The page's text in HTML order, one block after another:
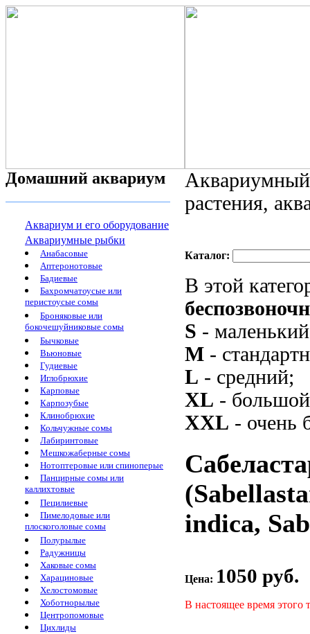
Домашний аквариум
Аквариум и его оборудование
Аквариумные рыбки
Анабасовые
Аптеронотовые
Бадиевые
Бахромчатоусые или
перистоусые сомы
Броняковые или
бокочешуйниковые сомы
Бычковые
Вьюновые
Гудиевые
Иглобрюхие
Карповые
Карпозубые
Клинобрюхие
Кольчужные сомы
Лабиринтовые
Мешкожаберные сомы
Нотоптеровые или спиноперые
Панцирные сомы или
каллихтовые
Пецилиевые
Пимелодовые или
плоскоголовые сомы
Полурылые
Радужницы
Хаковые сомы
Харациновые
Хелостомовые
Хоботнорылые
Центропомовые
Цихлиды
растения,
Каталог:
В этой
S -
M -
L - средний;
XL -
XXL - очень
indica,
Цена: 1050 руб.
В настоящее время этого